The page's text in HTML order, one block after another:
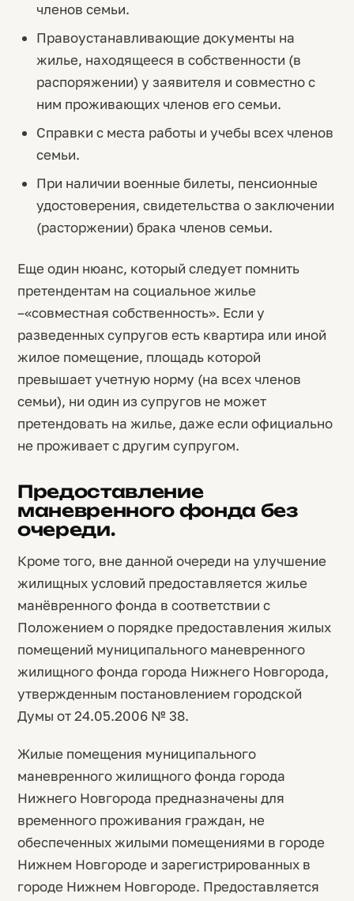
членов семьи.
Правоустанавливающие документы на
жилье, находящееся в собственности (в
распоряжении) у заявителя и совместно с
ним проживающих членов его семьи.
Справки с места работы и учебы всех членов
семьи.
При наличии военные билеты, пенсионные
удостоверения, свидетельства о заключении
(расторжении) брака членов семьи.
Еще один нюанс, который следует помнить
претендентам на социальное жилье
–«совместная собственность». Если у
разведенных супругов есть квартира или иной
жилое помещение, площадь которой
превышает учетную норму (на всех членов
семьи), ни один из супругов не может
претендовать на жилье, даже если официально
не проживает с другим супругом.
Предоставление
маневренного фонда без
очереди.
Кроме того, вне данной очереди на улучшение
жилищных условий предоставляется жилье
манёвренного фонда в соответствии с
Положением о порядке предоставления жилых
помещений муниципального маневренного
жилищного фонда города Нижнего Новгорода,
утвержденным постановлением городской
Думы от 24.05.2006 № 38.
Жилые помещения муниципального
маневренного жилищного фонда города
Нижнего Новгорода предназначены для
временного проживания граждан, не
обеспеченных жилыми помещениями в городе
Нижнем Новгороде и зарегистрированных в
городе Нижнем Новгороде. Предоставляется